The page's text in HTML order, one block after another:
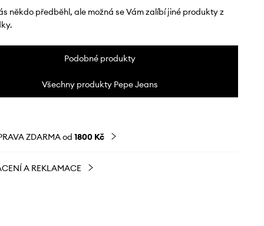
někdo předběhl, ale možná se Vám zalíbí jiné produkty z
Podobné produkty
Všechny produkty Pepe Jeans
ZDARMA od 1800 Kč
A REKLAMACE